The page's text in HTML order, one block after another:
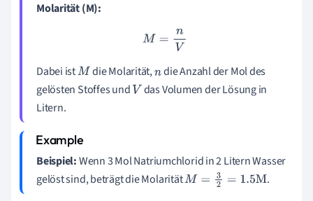
Molarität (M):
M=n V
Dabei istM die Molarität,n die Anzahl der Mol des
gelösten Stoffes und V das Volumen der Lösung in
Litern.
Beispiel:Wenn 3 Mol Natriumchlorid in 2 Litern Wasser
gelöst sind, beträgt die MolaritätM= 32= 1.5M .